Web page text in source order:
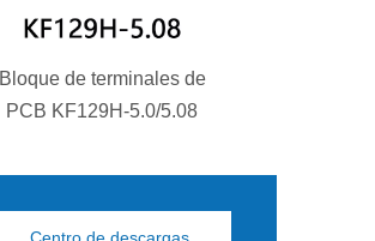
Bloque de terminales de
PCB KF129H-5.0/5.08